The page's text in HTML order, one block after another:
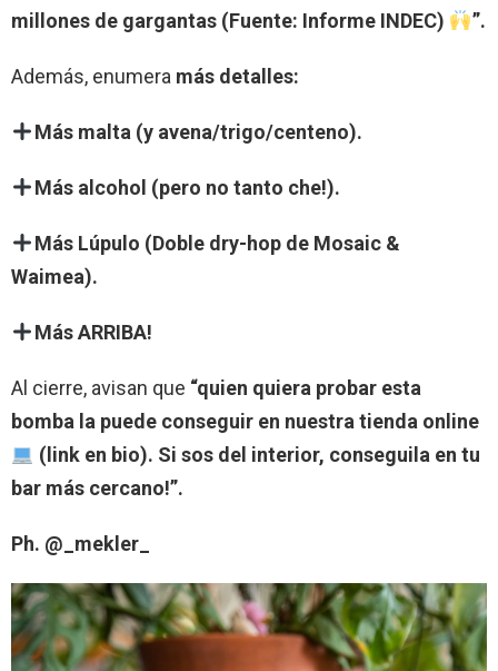
millones de gargantas (Fuente: Informe INDEC)
”.
Además, enumera más detalles:
Más malta (y avena/trigo/centeno).
Más alcohol (pero no tanto che!).
Más Lúpulo (Doble dry-hop de Mosaic &
Waimea).
Más ARRIBA!
Al cierre, avisan que “quien quiera probar esta
bomba la puede conseguir en nuestra tienda online
(link en bio). Si sos del interior, conseguila en tu
bar más cercano!”.
Ph. @_mekler_